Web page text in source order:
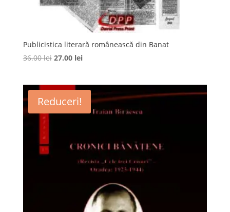
Publicistica literară românească din Banat
36.00lei Prețul
fost:
36.00 lei.
27.00 leiPrețul
27.00 lei.
Reduceri!